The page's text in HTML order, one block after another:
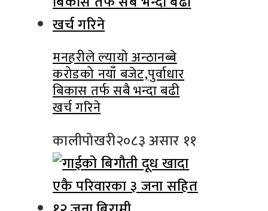
मनहरीले ल्यायो अन्ठानब्बे
करोडको नयाँ बजेट,पुर्वाधार
बिकास तर्फ सबै भन्दा बढी
खर्च गरिने
कालीपोखरी२०८३ असार ११